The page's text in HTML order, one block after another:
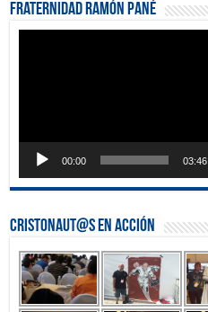
Fraternidad Ramón Pané
00:00 03:46
Cristonaut@s en Acción